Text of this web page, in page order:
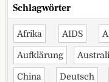
Schlagwörter
Afrika AIDS
Aufklärung
China Deutsch